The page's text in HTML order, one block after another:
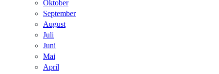
Oktober
September
August
Juli
Juni
Mai
April